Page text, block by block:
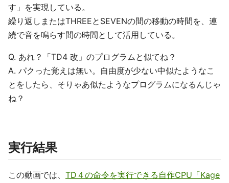
す」を実現している。
繰り返しまたはTHREEとSEVENの間の移動の時間を、連
続で音を鳴らす間の時間として活用している。
Q. あれ？「TD4 改」のプログラムと似てね？
A. パクった覚えは無い。自由度が少ない中似たようなこ
とをしたら、そりゃあ似たようなプログラムになるんじゃ
ね？
実行結果
この動画では、 TD４の命令を実行できる自作CPU「Kage